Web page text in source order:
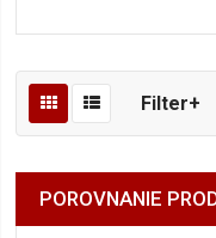
Filter+
POROVNANIE